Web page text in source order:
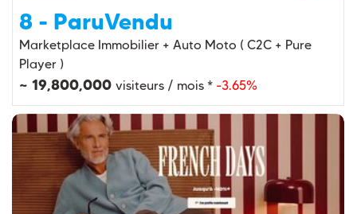
8 - ParuVendu
Marketplace Immobilier + Auto Moto ( C2C + Pure
Player )
~ 19,800,000 visiteurs / mois * -3.65%